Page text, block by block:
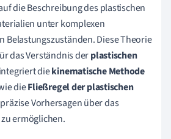
die Beschreibung des plastischen
unter komplexen
Belastungszuständen. Diese Theorie
das Verständnis derplastischen
diekinematische Methode
dieFließregel der plastischen
Vorhersagen über das
ermöglichen.